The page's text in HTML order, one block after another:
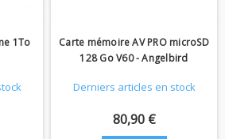
1To
Carte mémoire AV PRO microSD
128 Go V60 - Angelbird
Derniers articles en stock
80,90 €